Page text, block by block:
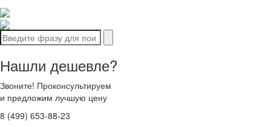
Нашли дешевле?
Звоните! Проконсультируем
и предложим лучшую цену
8 (499) 653-88-23